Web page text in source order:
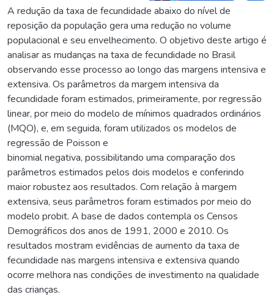
A redução da taxa de fecundidade abaixo do nível de
reposição da população gera uma redução no volume
populacional e seu envelhecimento. O objetivo deste artigo é
analisar as mudanças na taxa de fecundidade no Brasil
observando esse processo ao longo das margens intensiva e
extensiva. Os parâmetros da margem intensiva da
fecundidade foram estimados, primeiramente, por regressão
linear, por meio do modelo de mínimos quadrados ordinários
(MQO), e, em seguida, foram utilizados os modelos de
regressão de Poisson e
binomial negativa, possibilitando uma comparação dos
parâmetros estimados pelos dois modelos e conferindo
maior robustez aos resultados. Com relação à margem
extensiva, seus parâmetros foram estimados por meio do
modelo probit. A base de dados contempla os Censos
Demográficos dos anos de 1991, 2000 e 2010. Os
resultados mostram evidências de aumento da taxa de
fecundidade nas margens intensiva e extensiva quando
ocorre melhora nas condições de investimento na qualidade
das crianças.